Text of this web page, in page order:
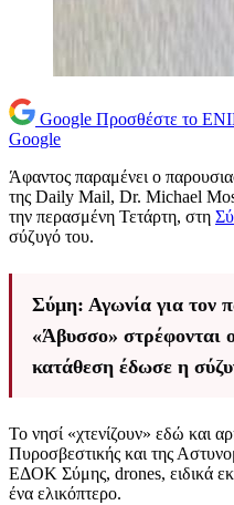
Google Προσθέστε το
Google
Άφαντος παραμένει ο
της Daily Mail, Dr. Michael
την περασμένη Τετάρτη, στη
σύζυγό του.
Σύμη: Αγωνία για τον
«Άβυσσο» στρέφονται
κατάθεση έδωσε η
Το νησί «χτενίζουν» εδώ και
Πυροσβεστικής και της
ΕΔΟΚ Σύμης, drones, ειδικά
ένα ελικόπτερο.